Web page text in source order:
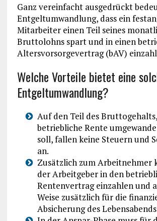
Ganz vereinfacht ausgedrückt
Entgeltumwandlung, dass ein
Mitarbeiter einen Teil seines
Bruttolohns spart und in einen
Altersvorsorgevertrag (bAV)
Welche Vorteile bietet eine
Entgeltumwandlung?
Auf den Teil des
betriebliche Rente
soll, fallen keine Steuern und
an.
Zusätzlich zum Arbeitnehmer
der Arbeitgeber in den
Rentenvertrag einzahlen und
Weise zusätzlich für die
Absicherung des